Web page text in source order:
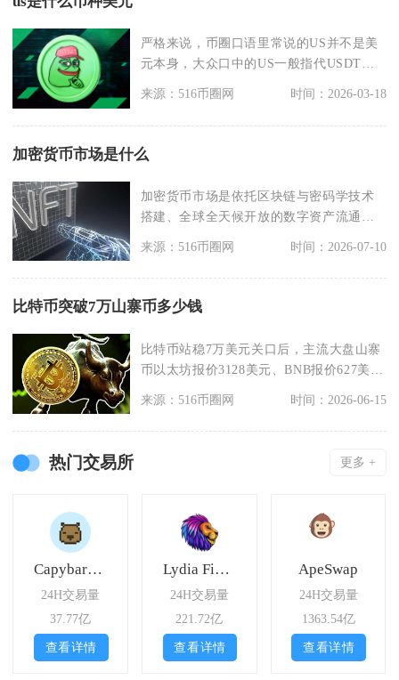
严格来说，币圈口语里常说的US并不是美
元本身，大众口中的US一般指代USDT泰
达币，属于锚
来源：516币圈网 时间：2026-03-18
加密货币市场是什么
加密货币市场是依托区块链与密码学技术
搭建、全球全天候开放的数字资产流通网
来源：516币圈网 时间：2026-07-10
比特币突破7万山寨币多少钱
比特币站稳7万美元关口后，主流大盘山寨
币以太坊报价3128美元、BNB报价627美
来源：516币圈网 时间：2026-06-15
热门交易所 更多 +
CapybaraDEX
24H交易量
37.77亿
查看详情
Lydia Finance
24H交易量
221.72亿
查看详情
ApeSwap
24H交易量
1363.54亿
查看详情